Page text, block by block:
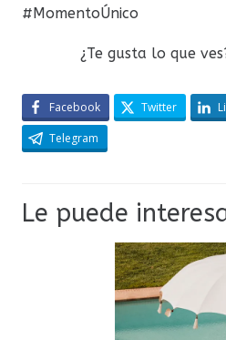
#MomentoÚnico
¿Te gusta lo que
Facebook Twitter
Telegram
Le puede